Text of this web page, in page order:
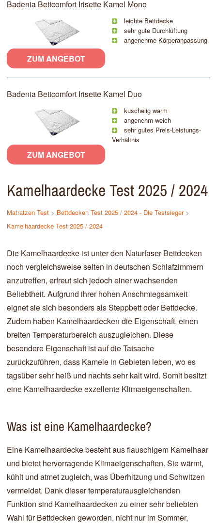
Badenia Bettcomfort Irisette Kamel Mono
leichte Bettdecke
sehr gute Durchlüftung
angenehme Körperanpassung
ZUM ANGEBOT
Badenia Bettcomfort Irisette Kamel Duo
kuschelig warm
angenehm weich
sehr gutes Preis-Leistungs-
Verhältnis
ZUM ANGEBOT
Kamelhaardecke Test 2025 / 2024
Matratzen Test > Bettdecken Test 2025 / 2024 - Die Testsieger>
Kamelhaardecke Test 2025 / 2024
Die Kamelhaardecke ist unter den Naturfaser-Bettdecken
noch vergleichsweise selten in deutschen Schlafzimmern
anzutreffen, erfreut sich jedoch einer wachsenden
Beliebtheit. Aufgrund ihrer hohen Anschmiegsamkeit
eignet sie sich besonders als Steppbett oder Bettdecke.
Zudem haben Kamelhaardecken die Eigenschaft, einen
breiten Temperaturbereich auszugleichen. Diese
besondere Eigenschaft ist auf die Tatsache
zurückzuführen, dass Kamele in Gebieten leben, wo es
tagsüber sehr heiß und nachts sehr kalt wird. Somit besitzt
eine Kamelhaardecke exzellente Klimaeigenschaften.
Was ist eine Kamelhaardecke?
Eine Kamelhaardecke besteht aus flauschigem Kamelhaar
und bietet hervorragende Klimaeigenschaften. Sie wärmt,
kühlt und atmet zugleich, was Überhitzung und Schwitzen
vermeidet. Dank dieser temperaturausgleichenden
Funktion sind Kamelhaardecken zu einer sehr beliebten
Wahl für Bettdecken geworden, nicht nur im Sommer,